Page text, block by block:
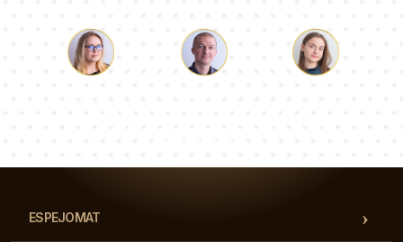
ESPEJOMAT